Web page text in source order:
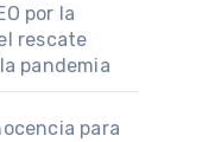
por la
rescate
pandemia
para